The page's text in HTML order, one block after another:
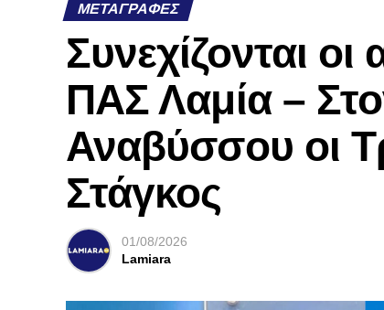
ΜΕΤΑΓΡΑΦΈΣ
Συνεχίζονται
ΠΑΣ Λαμία –
Αναβύσσου οι
Στάγκος
01/08/2026
Lamiara